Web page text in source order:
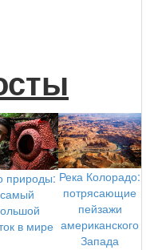
природы:
самый
в мире
Река Колорадо:
потрясающие
пейзажи
американского
Запада